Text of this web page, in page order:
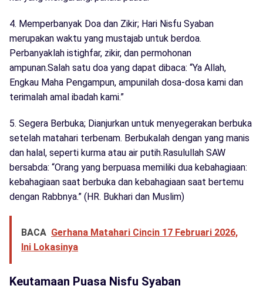
4. Memperbanyak Doa dan Zikir; Hari Nisfu Syaban
merupakan waktu yang mustajab untuk berdoa.
Perbanyaklah istighfar, zikir, dan permohonan
ampunan.Salah satu doa yang dapat dibaca: “Ya Allah,
Engkau Maha Pengampun, ampunilah dosa-dosa kami dan
terimalah amal ibadah kami.”
5. Segera Berbuka; Dianjurkan untuk menyegerakan berbuka
setelah matahari terbenam. Berbukalah dengan yang manis
dan halal, seperti kurma atau air putih.Rasulullah SAW
bersabda: “Orang yang berpuasa memiliki dua kebahagiaan:
kebahagiaan saat berbuka dan kebahagiaan saat bertemu
dengan Rabbnya.” (HR. Bukhari dan Muslim)
BACA Gerhana Matahari Cincin 17 Februari 2026,
Ini Lokasinya
Keutamaan Puasa Nisfu Syaban